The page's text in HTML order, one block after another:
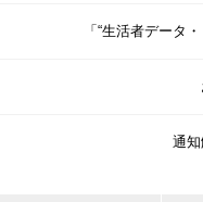
「“生活者データ
通